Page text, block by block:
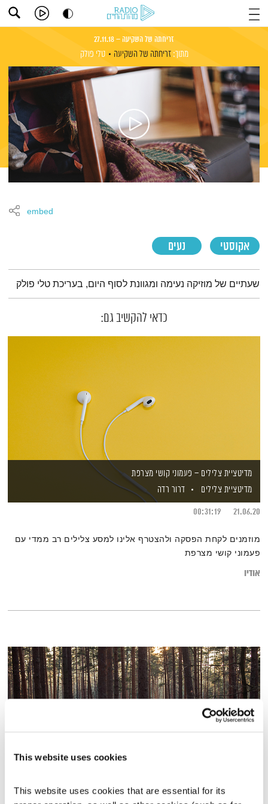
This website uses cookies
This website uses cookies that are essential for its
זריחתה של השקיעה – 27.11.18
מתוך: זריחתה של השקיעה טלי פולק
אקוסטי נעים
embed
תמצית הפודקאסט
שעתיים של מוזיקה נעימה ומגוונת לסוף היום, בעריכת טלי פולק
כדאי להקשיב גם:
מדיטציית צלילים – פעמוני קושי מצרפת
מדיטציית צלילים
דרור רדה
21.06.20
00:31:19
מוזמנים לקחת הפסקה ולהצטרף אלינו למסע צלילים רב ממדי עם
פעמוני קושי מצרפת
אודיו
מה שלימד הבודהה - חיי היומיום
דליק ווליניץ וד"ר נעמה אושרי